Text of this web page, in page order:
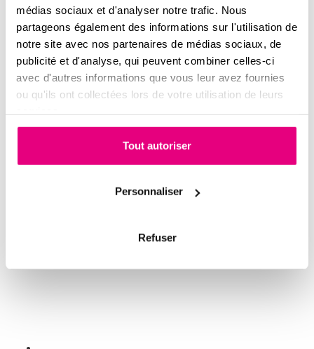
médias sociaux et d'analyser notre trafic. Nous
partageons également des informations sur l'utilisation de
notre site avec nos partenaires de médias sociaux, de
publicité et d'analyse, qui peuvent combiner celles-ci
avec d'autres informations que vous leur avez fournies
ou qu'ils ont collectées lors de votre utilisation de leurs
Tout autoriser
Personnaliser
Refuser